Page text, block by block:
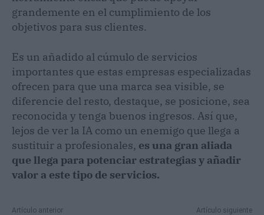
grandemente en el cumplimiento de los
objetivos para sus clientes.
Es un añadido al cúmulo de servicios
importantes que estas empresas especializadas
ofrecen para que una marca sea visible, se
diferencie del resto, destaque, se posicione, sea
reconocida y tenga buenos ingresos. Así que,
lejos de ver la IA como un enemigo que llega a
sustituir a profesionales, es una gran aliada
que llega para potenciar estrategias y añadir
valor a este tipo de servicios.
Artículo anterior Artículo siguiente